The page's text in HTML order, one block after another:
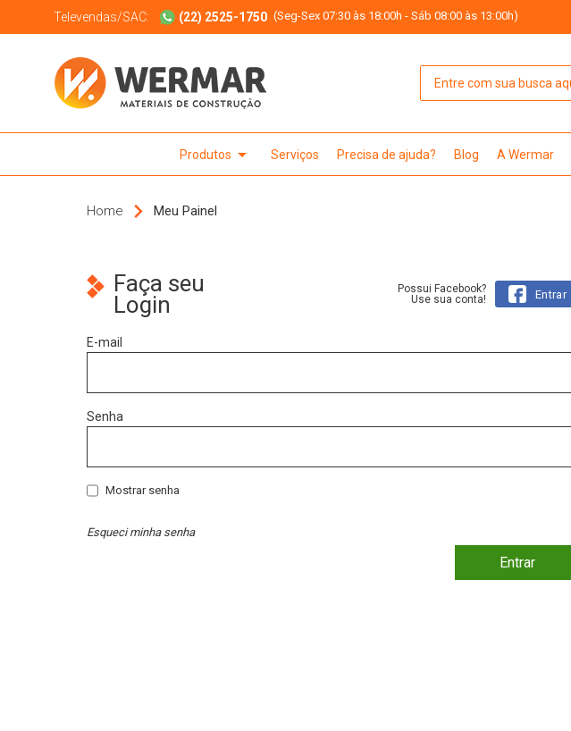
Televendas/SAC: (22) 2525-1750 (Seg-Sex 07:30 às 18:00h - Sáb 08:00 às 13:00h)
Produtos arrow_drop_down Serviços Precisa de ajuda? Blog A Wermar
Home Meu Painel
Faça seu
Login
Possui Facebook?
Use sua conta!
Entrar
E-mail
Senha
Mostrar senha
Esqueci minha senha
Entrar